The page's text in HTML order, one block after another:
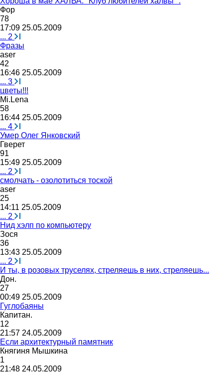
Фор
78
17:09 25.05.2009
... 2
Фразы
aser
42
16:46 25.05.2009
... 3
цветы!!!
Mi.Lena
58
16:44 25.05.2009
... 4
Умер Олег Янковский
Гверет
91
15:49 25.05.2009
... 2
смолчать - озолотиться тоской
aser
25
14:11 25.05.2009
... 2
Нид хэлп по компьютеру
Зося
36
13:43 25.05.2009
... 2
И ты, в розовых труселях, стреляешь в них, стреляешь...
Дон.
27
00:49 25.05.2009
Гуглобаяны
Капитан.
12
21:57 24.05.2009
Если архитектурный памятник
Княгиня Мышкина
1
21:48 24.05.2009